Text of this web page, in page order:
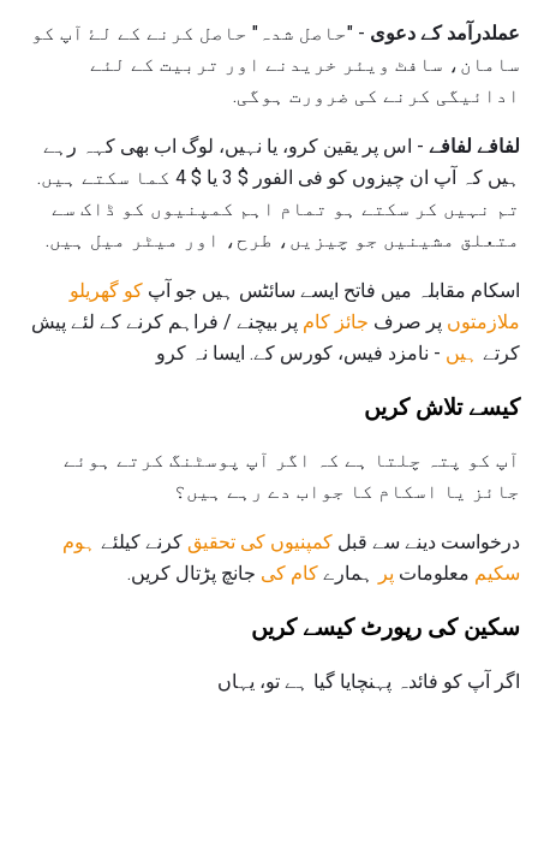
عملدرآمد کے دعوی - "حاصل شدہ" حاصل کرنے کے لۓ آپ کو
سامان، سافٹ ویئر خریدنے اور تربیت کے لئے
ادائیگی کرنے کی ضرورت ہوگی.
لفافے لفافے - اس پر یقین کرو، یا نہیں، لوگ اب بھی کہہ رہے
ہیں کہ آپ ان چیزوں کو فی الفور $ 3 یا $ 4 کما سکتے ہیں.
تم نہیں کر سکتے ہو تمام اہم کمپنیوں کو ڈاک سے
متعلق مشینیں جو چیزیں، طرح، اور میٹر میل ہیں.
اسکام مقابلہ میں فاتح ایسے سائٹس ہیں جو آپ کو گھریلو
ملازمتوں پر صرف جائز کام پر بیچنے / فراہم کرنے کے لئے پیش
کرتے ہیں - نامزد فیس، کورس کے. ایسا نہ کرو
کیسے تلاش کریں
آپ کو پتہ چلتا ہے کہ اگر آپ پوسٹنگ کرتے ہوئے
جائز یا اسکام کا جواب دے رہے ہیں؟
درخواست دینے سے قبل کمپنیوں کی تحقیق کرنے کیلئے ہوم
سکیم معلومات پر ہمارے کام کی جانچ پڑتال کریں.
سکین کی رپورٹ کیسے کریں
اگر آپ کو فائدہ پہنچایا گیا ہے تو، یہاں